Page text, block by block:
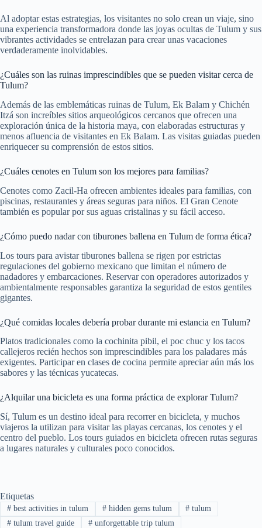
Al adoptar estas estrategias, los visitantes no solo crean un viaje, sino
una experiencia transformadora donde las joyas ocultas de Tulum y sus
vibrantes actividades se entrelazan para crear unas vacaciones
verdaderamente inolvidables.
¿Cuáles son las ruinas imprescindibles que se pueden visitar cerca de
Tulum?
Además de las emblemáticas ruinas de Tulum, Ek Balam y Chichén
Itzá son increíbles sitios arqueológicos cercanos que ofrecen una
exploración única de la historia maya, con elaboradas estructuras y
menos afluencia de visitantes en Ek Balam. Las visitas guiadas pueden
enriquecer su comprensión de estos sitios.
¿Cuáles cenotes en Tulum son los mejores para familias?
Cenotes como Zacil-Ha ofrecen ambientes ideales para familias, con
piscinas, restaurantes y áreas seguras para niños. El Gran Cenote
también es popular por sus aguas cristalinas y su fácil acceso.
¿Cómo puedo nadar con tiburones ballena en Tulum de forma ética?
Los tours para avistar tiburones ballena se rigen por estrictas
regulaciones del gobierno mexicano que limitan el número de
nadadores y embarcaciones. Reservar con operadores autorizados y
ambientalmente responsables garantiza la seguridad de estos gentiles
gigantes.
¿Qué comidas locales debería probar durante mi estancia en Tulum?
Platos tradicionales como la cochinita pibil, el poc chuc y los tacos
callejeros recién hechos son imprescindibles para los paladares más
exigentes. Participar en clases de cocina permite apreciar aún más los
sabores y las técnicas yucatecas.
¿Alquilar una bicicleta es una forma práctica de explorar Tulum?
Sí, Tulum es un destino ideal para recorrer en bicicleta, y muchos
viajeros la utilizan para visitar las playas cercanas, los cenotes y el
centro del pueblo. Los tours guiados en bicicleta ofrecen rutas seguras
a lugares naturales y culturales poco conocidos.
Etiquetas
#best activities in tulum #hidden gems tulum # tulum
#tulum travel guide #unforgettable trip tulum